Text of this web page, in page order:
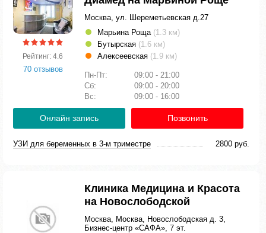
Рейтинг: 4.6
70 отзывов
Москва, ул. Шереметьевская д.27
Марьина Роща (1.3 км)
Бутырская (1.6 км)
Алексеевская (1.9 км)
Пн-Пт:
09:00 - 21:00
Сб:
09:00 - 20:00
Вс:
09:00 - 16:00
Онлайн запись Позвонить
УЗИ для беременных в 3-м триместре 2800 руб.
Клиника Медицина и Красота
на Новослободской
Москва, Москва, Новослободская д. 3,
Бизнес-центр «САФА», 7 эт.